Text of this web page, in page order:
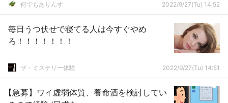
何でもありんす 2022/9/27(Tu) 14:52
毎日うつ伏せで寝てる人は今すぐやめ
ろ！！！！！！！
ザ・ミステリー体験 2022/9/27(Tu) 14:51
【急募】ワイ虚弱体質、養命酒を検討してい